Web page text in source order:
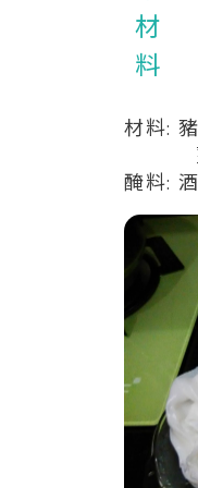
材料:
薑5-
醃料: